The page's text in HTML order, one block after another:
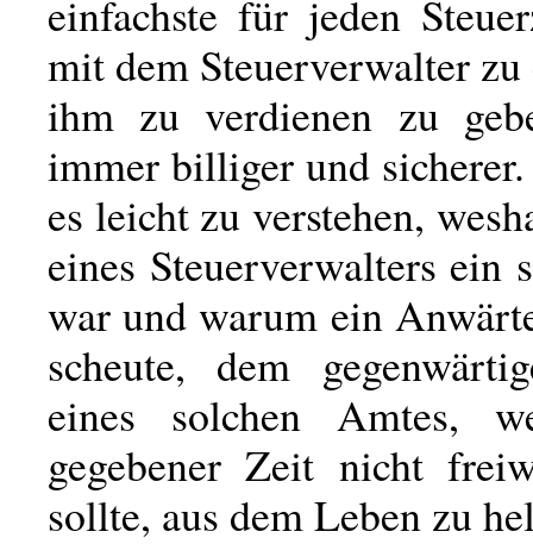
einfachste für jeden
mit dem Steuerverwalter
ihm zu verdienen zu
immer billiger und
es leicht zu verstehen,
eines Steuerverwalters ein
war und warum ein
scheute, dem
eines solchen Amtes,
gegebener Zeit nicht
sollte, aus dem Leben zu